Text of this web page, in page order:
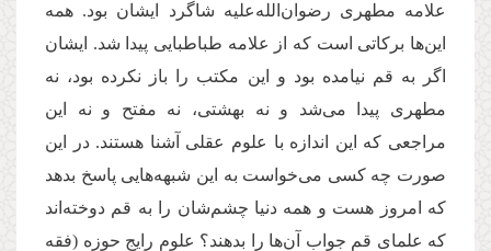
علامه مطهری رضوان‌الله‌علیه شاگرد ایشان بود. همه
این‌ها برکاتی است که از علامه طباطبایی پیدا شد. ایشان
اگر به قم نیامده بود و این مکتب را باز نکرده بود، نه
مطهری پیدا می‌شد و نه بهشتی، نه مفتح و نه این
مراجعی که این اندازه با علوم عقلی آشنا هستند. در این
صورت چه کسی می‌خواست به این شبهه‌هایی پاسخ بدهد
که امروز هست و همه دنیا چشم‌شان را به قم دوخته‌اند
که علمای قم جواب آن‌ها را بدهند؟ علوم رایج حوزه (فقه